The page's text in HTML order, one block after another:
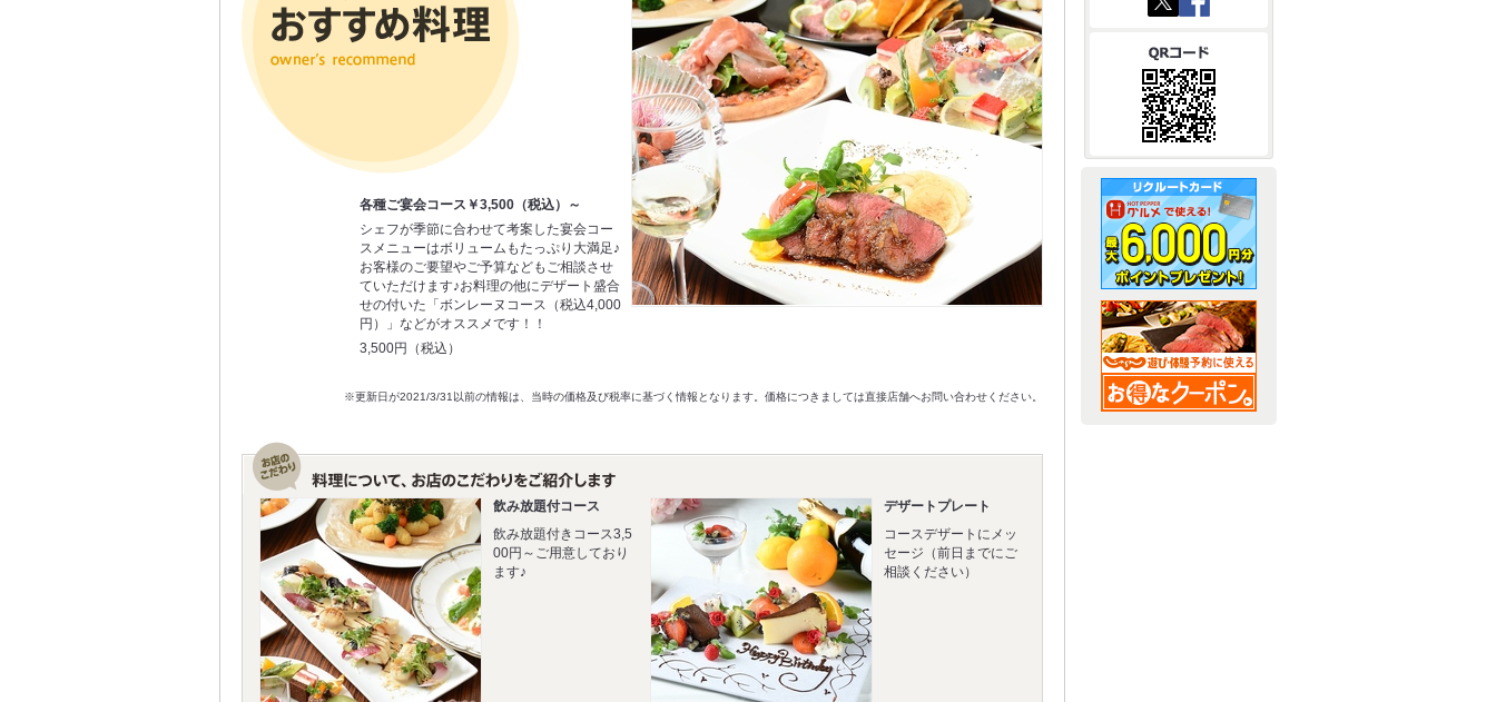
各種ご宴会コース￥3,500（税込）～
シェフが季節に合わせて考案した宴会コー
スメニューはボリュームもたっぷり大満足♪
お客様のご要望やご予算などもご相談させ
ていただけます♪お料理の他にデザート盛合
せの付いた「ボンレーヌコース（税込4,000
円）」などがオススメです！！
3,500円（税込）
※更新日が2021/3/31以前の情報は、当時の価格及び税率に基づく情報となります。価格につきましては直接店舗へお問い合わせください。
飲み放題付コース
飲み放題付きコース3,5
00円～ご用意しており
ます♪
デザートプレート
コースデザートにメッ
セージ（前日までにご
相談ください）